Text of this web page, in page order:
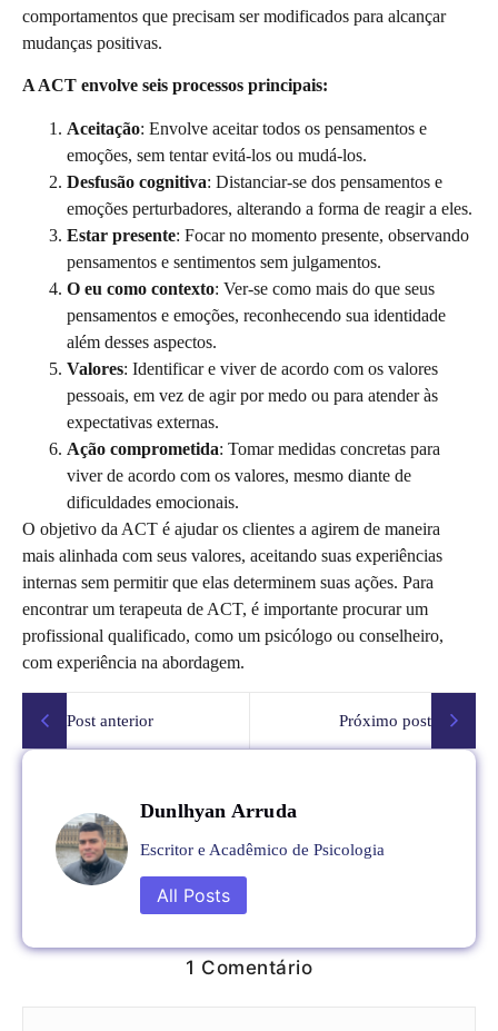
comportamentos que precisam ser modificados para alcançar
mudanças positivas.
A ACT envolve seis processos principais:
Aceitação: Envolve aceitar todos os pensamentos e
emoções, sem tentar evitá-los ou mudá-los.
Desfusão cognitiva: Distanciar-se dos pensamentos e
emoções perturbadores, alterando a forma de reagir a eles.
Estar presente: Focar no momento presente, observando
pensamentos e sentimentos sem julgamentos.
O eu como contexto: Ver-se como mais do que seus
pensamentos e emoções, reconhecendo sua identidade
além desses aspectos.
Valores: Identificar e viver de acordo com os valores
pessoais, em vez de agir por medo ou para atender às
expectativas externas.
Ação comprometida: Tomar medidas concretas para
viver de acordo com os valores, mesmo diante de
dificuldades emocionais.
O objetivo da ACT é ajudar os clientes a agirem de maneira
mais alinhada com seus valores, aceitando suas experiências
internas sem permitir que elas determinem suas ações. Para
encontrar um terapeuta de ACT, é importante procurar um
profissional qualificado, como um psicólogo ou conselheiro,
com experiência na abordagem.
Post anterior Próximo post
Dunlhyan Arruda
Escritor e Acadêmico de Psicologia
All Posts
1 Comentário